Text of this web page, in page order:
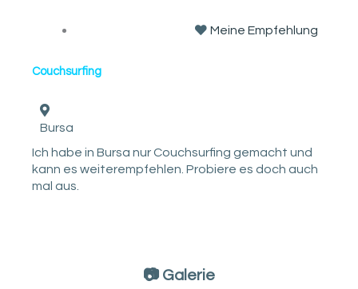
Meine Empfehlung
Couchsurfing
Bursa
Ich habe in Bursa nur Couchsurfing gemacht und
kann es weiterempfehlen. Probiere es doch auch
mal aus.
📷 Galerie